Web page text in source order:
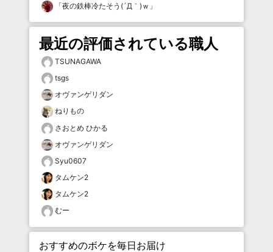
「夜の鉄棒冷たそう(´Д｀)ｗ 」
最近の評価されている職人
TSUNAGAWA
tsgs
オヴァンゲリダン
ねりもの
さおとめ ひかる
オヴァンゲリダン
Syu0607
タムケン2
タムケン2
むー
おすすめのボケを毎日お届け